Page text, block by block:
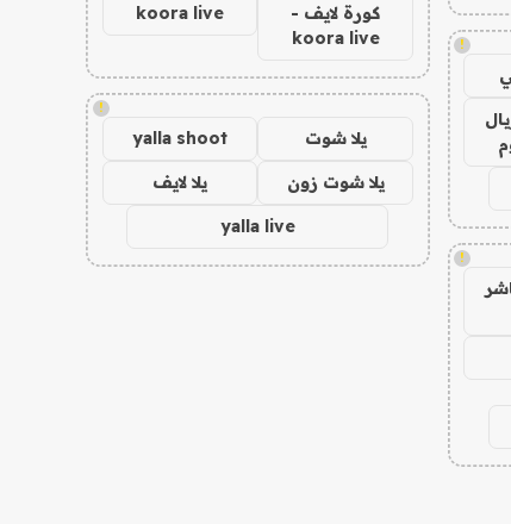
!
!
كورة لايف -
koora live
koora live
!
يلا شوت yalla shoot
يلا شوت زون يلا لايف
yalla live